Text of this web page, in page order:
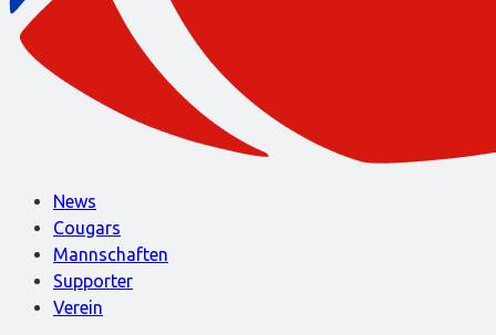
News
Cougars
Mannschaften
Supporter
Verein